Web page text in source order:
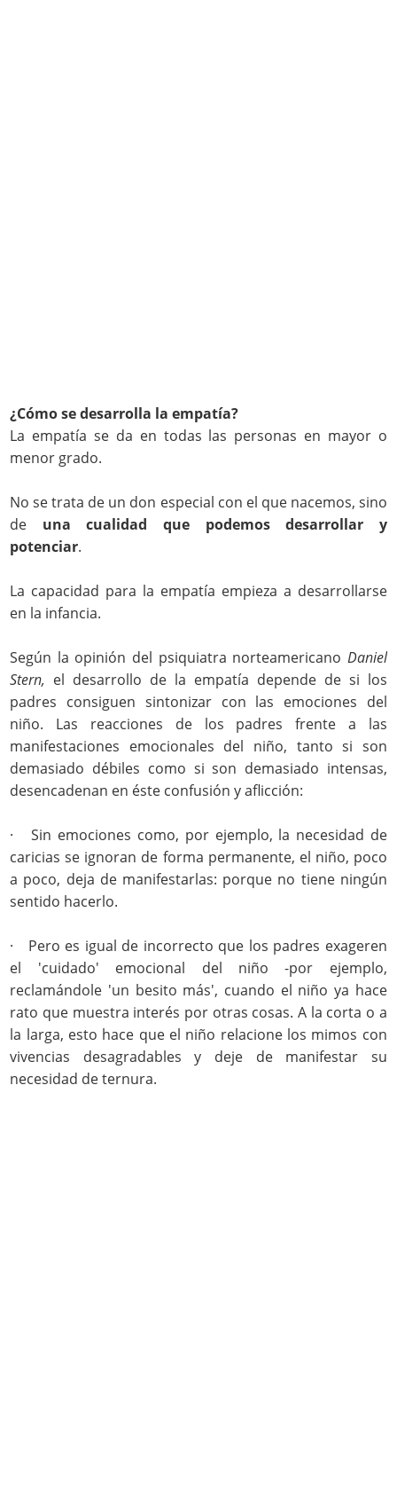
¿Cómo se desarrolla la empatía?
La empatía se da en todas las personas en mayor o
menor grado.
No se trata de un don especial con el que nacemos, sino
de una cualidad que podemos desarrollar y
potenciar.
La capacidad para la empatía empieza a desarrollarse
en la infancia.
Según la opinión del psiquiatra norteamericano Daniel
Stern, el desarrollo de la empatía depende de si los
padres consiguen sintonizar con las emociones del
niño. Las reacciones de los padres frente a las
manifestaciones emocionales del niño, tanto si son
demasiado débiles como si son demasiado intensas,
desencadenan en éste confusión y aflicción:
· Sin emociones como, por ejemplo, la necesidad de
caricias se ignoran de forma permanente, el niño, poco
a poco, deja de manifestarlas: porque no tiene ningún
sentido hacerlo.
· Pero es igual de incorrecto que los padres exageren
el 'cuidado' emocional del niño -por ejemplo,
reclamándole 'un besito más', cuando el niño ya hace
rato que muestra interés por otras cosas. A la corta o a
la larga, esto hace que el niño relacione los mimos con
vivencias desagradables y deje de manifestar su
necesidad de ternura.